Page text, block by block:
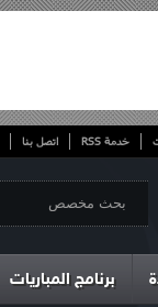
خدمة RSS اتصل بنا
برنامج المباريات